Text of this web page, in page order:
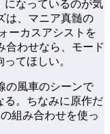
になっているのが気
は、マニア真髄の
ーカスアシストを
合わせなら、モード
てほしい。
の風車のシーンで
る。ちなみに原作だ
組み合わせを使っ